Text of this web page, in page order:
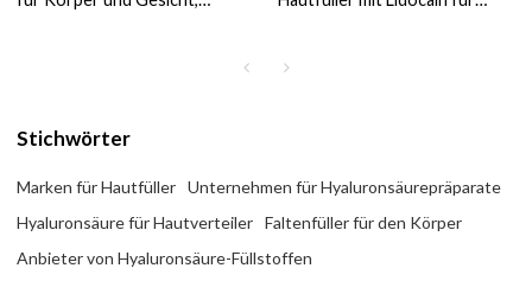
Großhandel und
Stichwörter
Marken für Hautfüller
Unternehmen für Hyaluronsäurepräparate
Hyaluronsäure für Hautverteiler
Faltenfüller für den Körper
Anbieter von Hyaluronsäure-Füllstoffen